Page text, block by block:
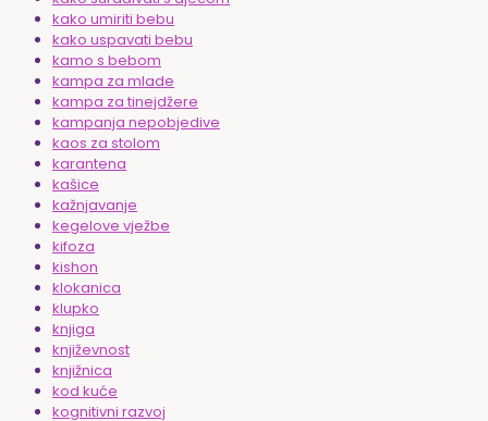
kako umiriti bebu
kako uspavati bebu
kamo s bebom
kampa za mlade
kampa za tinejdžere
kampanja nepobjedive
kaos za stolom
karantena
kašice
kažnjavanje
kegelove vježbe
kifoza
kishon
klokanica
klupko
knjiga
književnost
knjižnica
kod kuće
kognitivni razvoj